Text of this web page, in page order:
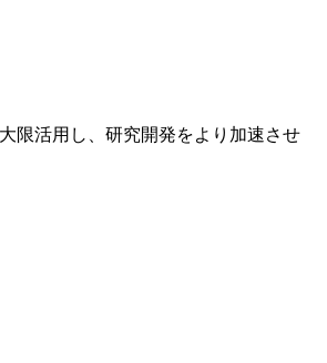
限活用し、研究開発をより加速させ